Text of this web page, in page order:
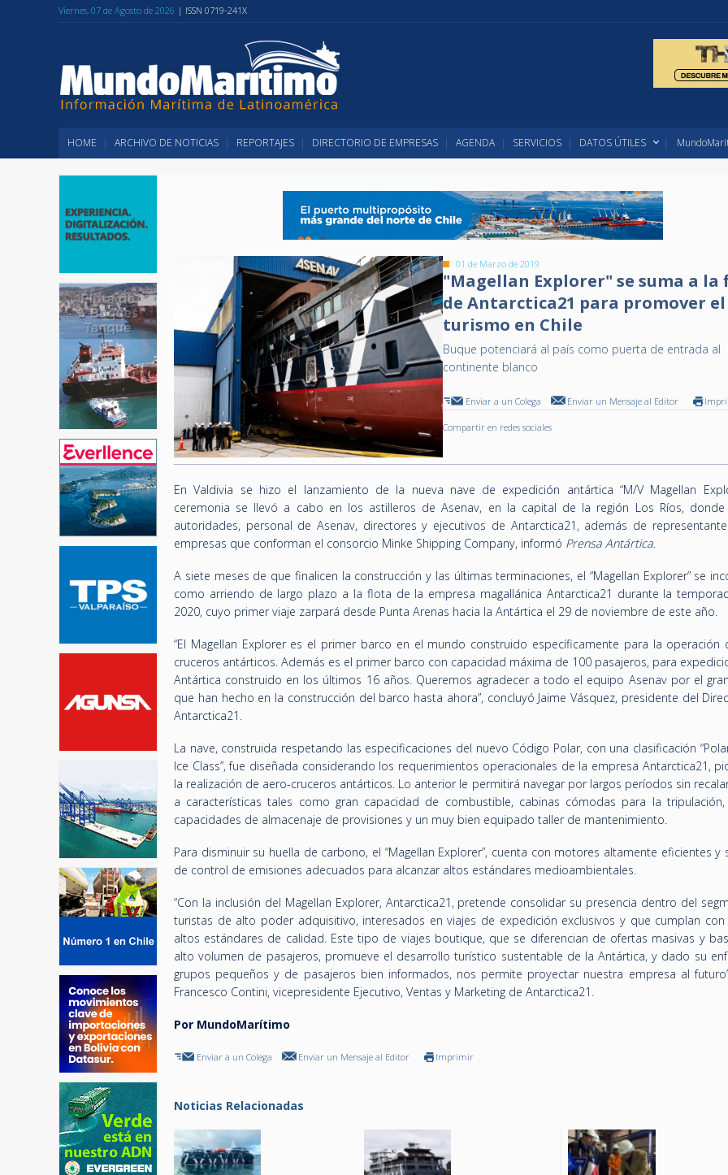
Viernes, 07 de Agosto de 2026 | ISSN 0719-241X
HOME ARCHIVO DE NOTICIAS REPORTAJES DIRECTORIO DE EMPRESAS AGENDA SERVICIOS DATOS ÚTILES
01 de Marzo de 2019
"Magellan Explorer" se suma a la
de Antarctica21 para promover el
turismo en Chile
Buque potenciará al país como puerta de entrada al
continente blanco
Enviar a un Colega Enviar un Mensaje al Editor
Compartir en redes sociales
En Valdivia se hizo el lanzamiento de la nueva nave de expedición antártica “M/V Magellan
ceremonia se llevó a cabo en los astilleros de Asenav, en la capital de la región Los Ríos, donde
autoridades, personal de Asenav, directores y ejecutivos de Antarctica21, además de
empresas que conforman el consorcio Minke Shipping Company, informó Prensa Antártica.
A siete meses de que finalicen la construcción y las últimas terminaciones, el “Magellan Explorer” se
como arriendo de largo plazo a la flota de la empresa magallánica Antarctica21 durante la
2020, cuyo primer viaje zarpará desde Punta Arenas hacia la Antártica el 29 de noviembre de este año.
“El Magellan Explorer es el primer barco en el mundo construido específicamente para la operación
cruceros antárticos. Además es el primer barco con capacidad máxima de 100 pasajeros, para
Antártica construido en los últimos 16 años. Queremos agradecer a todo el equipo Asenav por el
que han hecho en la construcción del barco hasta ahora”, concluyó Jaime Vásquez, presidente del
Antarctica21.
La nave, construida respetando las especificaciones del nuevo Código Polar, con una clasificación
Ice Class”, fue diseñada considerando los requerimientos operacionales de la empresa Antarctica21,
la realización de aero-cruceros antárticos. Lo anterior le permitirá navegar por largos períodos sin
a características tales como gran capacidad de combustible, cabinas cómodas para la tripulación,
capacidades de almacenaje de provisiones y un muy bien equipado taller de mantenimiento.
Para disminuir su huella de carbono, el “Magellan Explorer”, cuenta con motores altamente eficientes y
de control de emisiones adecuados para alcanzar altos estándares medioambientales.
“Con la inclusión del Magellan Explorer, Antarctica21, pretende consolidar su presencia dentro del
turistas de alto poder adquisitivo, interesados en viajes de expedición exclusivos y que cumplan
altos estándares de calidad. Este tipo de viajes boutique, que se diferencian de ofertas masivas y
alto volumen de pasajeros, promueve el desarrollo turístico sustentable de la Antártica, y dado su
grupos pequeños y de pasajeros bien informados, nos permite proyectar nuestra empresa al
Francesco Contini, vicepresidente Ejecutivo, Ventas y Marketing de Antarctica21.
Por MundoMarítimo
Enviar a un Colega Enviar un Mensaje al Editor Imprimir
Noticias Relacionadas